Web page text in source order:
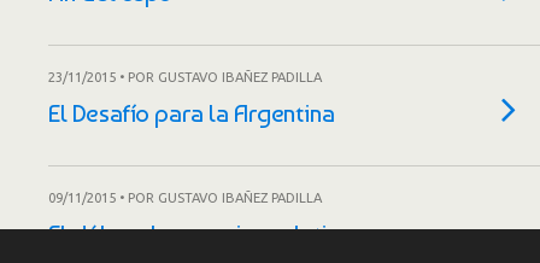
23/11/2015 • POR GUSTAVO IBAÑEZ PADILLA
El Desafío para la Argentina
09/11/2015 • POR GUSTAVO IBAÑEZ PADILLA
El dólar y los precios relativos en